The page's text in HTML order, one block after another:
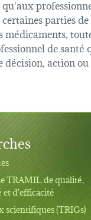
parties
de
action
TRAMIL de qualité,
et d'efficacité
scientifiques (TRIGs)